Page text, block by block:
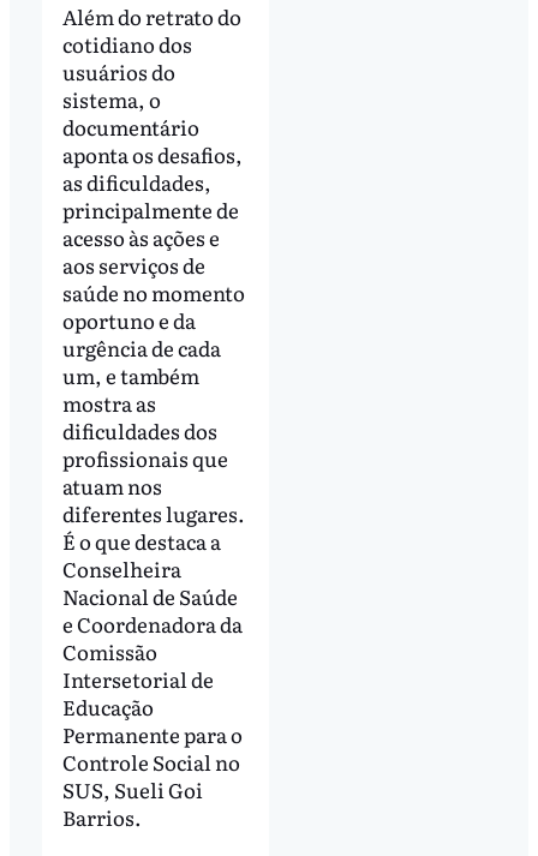
Além do retrato do
cotidiano dos
usuários do
sistema, o
documentário
aponta os desafios,
as dificuldades,
principalmente de
acesso às ações e
aos serviços de
saúde no momento
oportuno e da
urgência de cada
um, e também
mostra as
dificuldades dos
profissionais que
atuam nos
diferentes lugares.
É o que destaca a
Conselheira
Nacional de Saúde
e Coordenadora da
Comissão
Intersetorial de
Educação
Permanente para o
Controle Social no
SUS, Sueli Goi
Barrios.